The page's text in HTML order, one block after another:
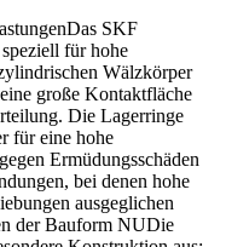
SKF
für hohe
Wälzkörper
große Kontaktfläche
Die Lagerringe
für eine hohe
Ermüdungsschäden
bei denen hohe
ausgeglichen
der Bauform NUDie